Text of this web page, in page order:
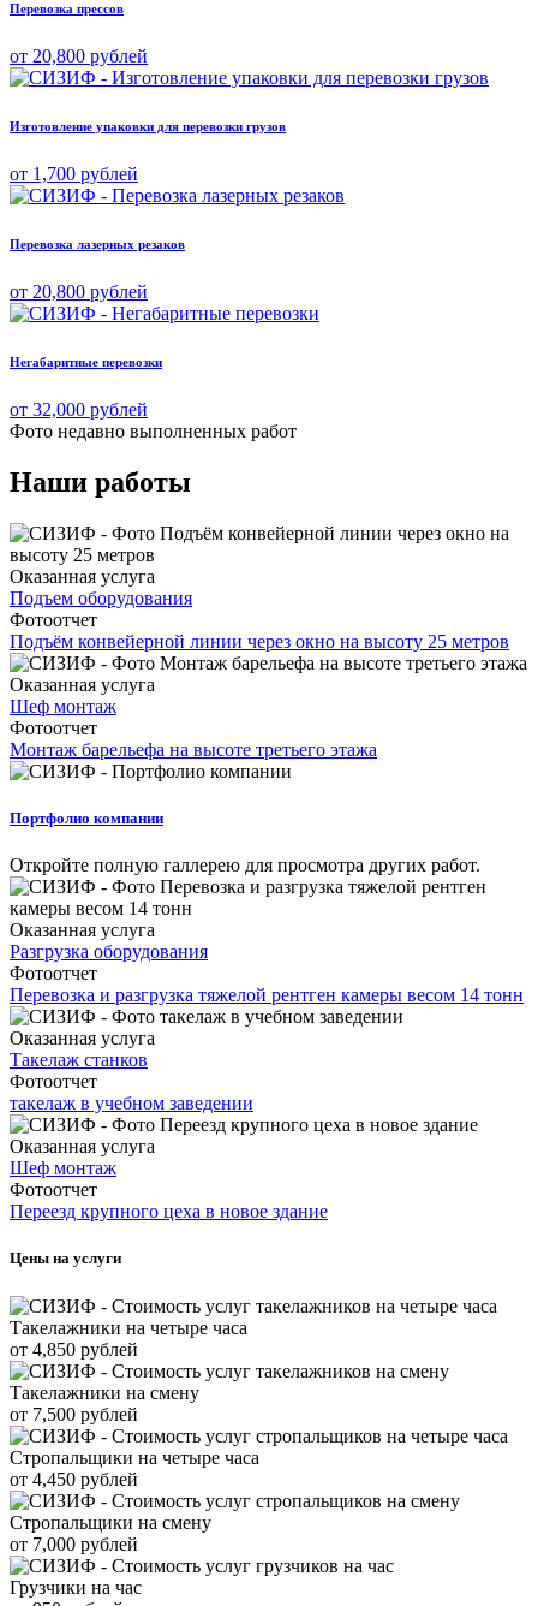
Перевозка прессов
от 20,800 рублей
Изготовление упаковки для перевозки грузов
от 1,700 рублей
Перевозка лазерных резаков
от 20,800 рублей
Негабаритные перевозки
от 32,000 рублей
Фото недавно выполненных работ
Наши работы
Оказанная услуга
Подъем оборудования
Фотоотчет
Подъём конвейерной линии через окно на высоту 25 метров
Оказанная услуга
Шеф монтаж
Фотоотчет
Монтаж барельефа на высоте третьего этажа
Портфолио компании
Откройте полную галлерею для просмотра других работ.
Оказанная услуга
Разгрузка оборудования
Фотоотчет
Перевозка и разгрузка тяжелой рентген камеры весом 14 тонн
Оказанная услуга
Такелаж станков
Фотоотчет
такелаж в учебном заведении
Оказанная услуга
Шеф монтаж
Фотоотчет
Переезд крупного цеха в новое здание
Цены на услуги
Такелажники на четыре часа
от 4,850 рублей
Такелажники на смену
от 7,500 рублей
Стропальщики на четыре часа
от 4,450 рублей
Стропальщики на смену
от 7,000 рублей
Грузчики на час